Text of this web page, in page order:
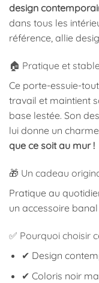
design
dans tous les
référence, allie
🏠 Pratique et
Ce porte-essuie-
travail et maintient
base lestée. Son
lui donne un
que ce soit au mur !
🎁 Un cadeau
Pratique au
un accessoire
✅ Pourquoi choisir
✔ Design
✔ Coloris noir